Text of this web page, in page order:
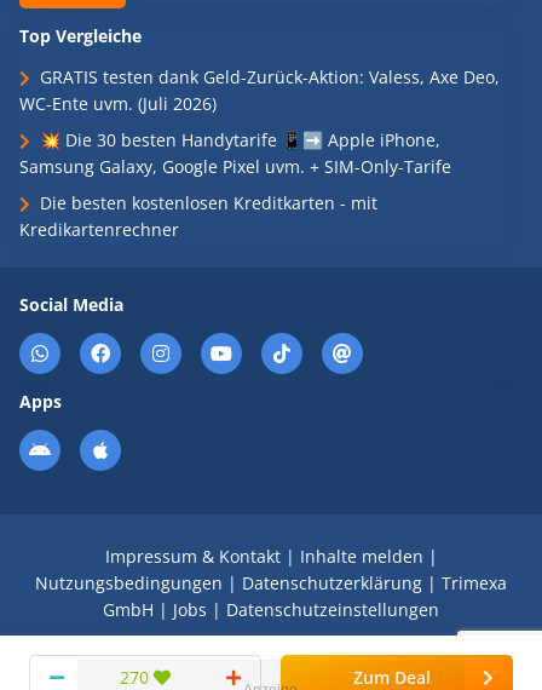
270 Zum Deal
Top Vergleiche
GRATIS testen dank Geld-Zurück-Aktion: Valess, Axe Deo,
WC-Ente uvm. (Juli 2026)
💥 Die 30 besten Handytarife 📱➡️ Apple iPhone,
Samsung Galaxy, Google Pixel uvm. + SIM-Only-Tarife
Die besten kostenlosen Kreditkarten - mit
Kredikartenrechner
Social Media
Apps
Impressum & Kontakt| Inhalte melden |
Nutzungsbedingungen | Datenschutzerklärung | Trimexa
GmbH | Jobs | Datenschutzeinstellungen
© 2008 - 2026 Schnäppchen Blog mit Doktortitel -
DealDoktor.de